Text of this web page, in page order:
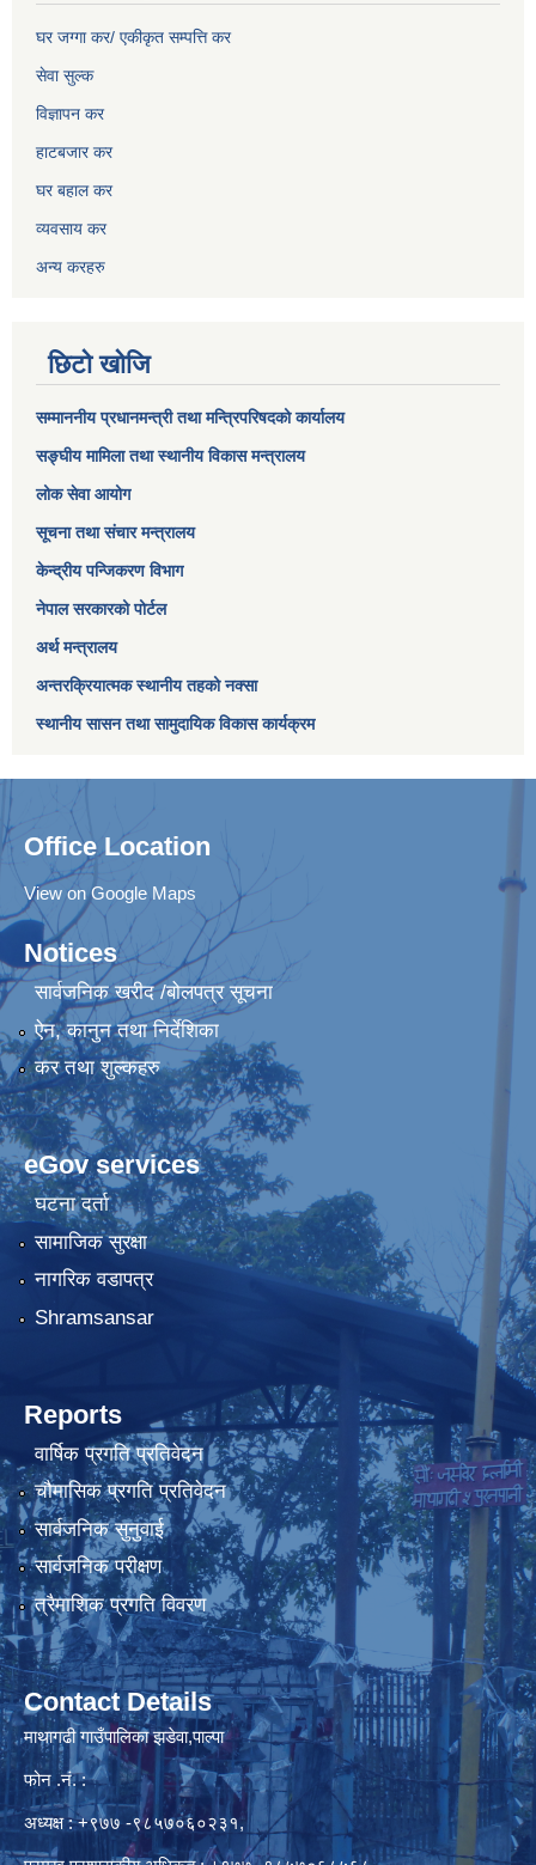
घर जग्गा कर/ एकीकृत सम्पत्ति कर
सेवा सुल्क
विज्ञापन कर
हाटबजार कर
घर बहाल कर
व्यवसाय कर
अन्य करहरु
छिटो खोजि
सम्माननीय प्रधानमन्त्री तथा मन्त्रिपरिषद‌को कार्यालय
सङ्घीय मामिला तथा स्थानीय विकास मन्त्रालय
लोक सेवा आयोग
सूचना तथा संचार मन्त्रालय
केन्द्रीय पन्जिकरण विभाग
नेपाल सरकारको पोर्टल
अर्थ मन्त्रालय
अन्तरक्रियात्मक स्थानीय तहको नक्सा
स्थानीय सासन तथा सामुदायिक विकास कार्यक्रम
Office Location
View on Google Maps
Notices
सार्वजनिक खरीद /बोलपत्र सूचना
ऐन, कानुन तथा निर्देशिका
कर तथा शुल्कहरु
eGov services
घटना दर्ता
सामाजिक सुरक्षा
नागरिक वडापत्र
Shramsansar
Reports
वार्षिक प्रगति प्रतिवेदन
चौमासिक प्रगति प्रतिवेदन
सार्वजनिक सुनुवाई
सार्वजनिक परीक्षण
त्रैमाशिक प्रगति विवरण
Contact Details
माथागढी गाउँपालिका झडेवा,पाल्पा
फोन .नं. :
अध्यक्ष : +९७७ -९८५७०६०२३१,